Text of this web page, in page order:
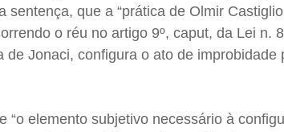
sentença, que a “prática de Olmir
o réu no artigo 9º, caput, da Lei n.
de Jonaci, configura o ato de improbidade
“o elemento subjetivo necessário à